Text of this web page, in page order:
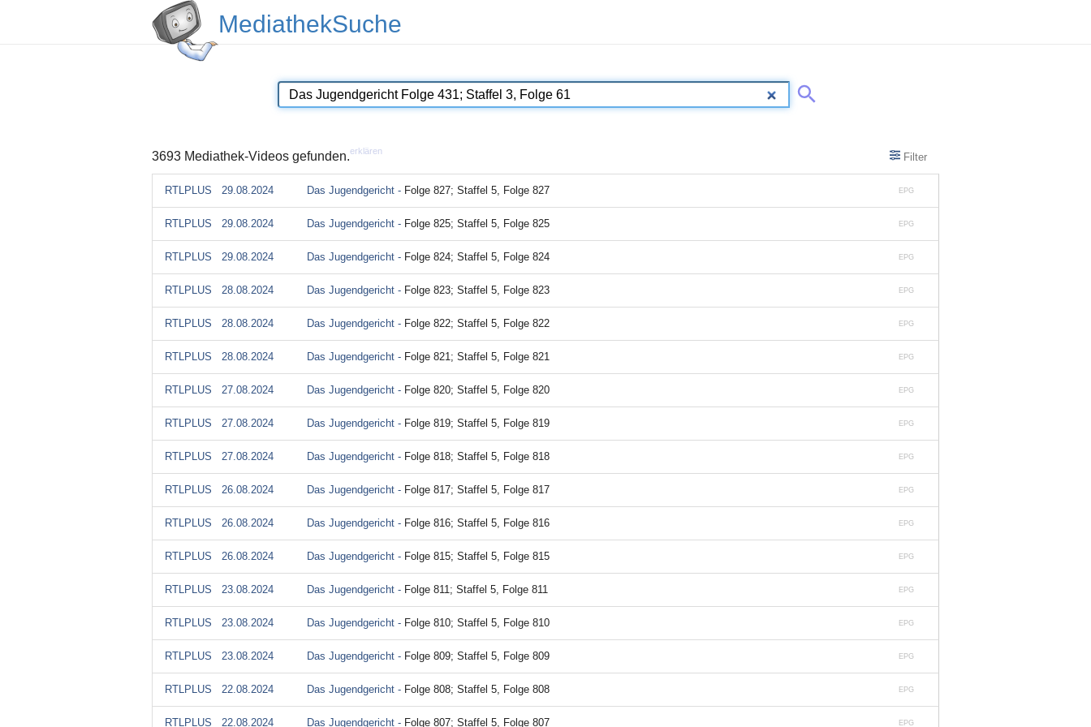
MediathekSuche
3693 Mediathek-Videos gefunden.erklären Filter
EPG
RTLPLUS 29.08.2024 Das Jugendgericht - Folge 827; Staffel 5, Folge 827
EPG
RTLPLUS 29.08.2024 Das Jugendgericht - Folge 825; Staffel 5, Folge 825
EPG
RTLPLUS 29.08.2024 Das Jugendgericht - Folge 824; Staffel 5, Folge 824
EPG
RTLPLUS 28.08.2024 Das Jugendgericht - Folge 823; Staffel 5, Folge 823
EPG
RTLPLUS 28.08.2024 Das Jugendgericht - Folge 822; Staffel 5, Folge 822
EPG
RTLPLUS 28.08.2024 Das Jugendgericht - Folge 821; Staffel 5, Folge 821
EPG
RTLPLUS 27.08.2024 Das Jugendgericht - Folge 820; Staffel 5, Folge 820
EPG
RTLPLUS 27.08.2024 Das Jugendgericht - Folge 819; Staffel 5, Folge 819
EPG
RTLPLUS 27.08.2024 Das Jugendgericht - Folge 818; Staffel 5, Folge 818
EPG
RTLPLUS 26.08.2024 Das Jugendgericht - Folge 817; Staffel 5, Folge 817
EPG
RTLPLUS 26.08.2024 Das Jugendgericht - Folge 816; Staffel 5, Folge 816
EPG
RTLPLUS 26.08.2024 Das Jugendgericht - Folge 815; Staffel 5, Folge 815
EPG
RTLPLUS 23.08.2024 Das Jugendgericht - Folge 811; Staffel 5, Folge 811
EPG
RTLPLUS 23.08.2024 Das Jugendgericht - Folge 810; Staffel 5, Folge 810
EPG
RTLPLUS 23.08.2024 Das Jugendgericht - Folge 809; Staffel 5, Folge 809
EPG
RTLPLUS 22.08.2024 Das Jugendgericht - Folge 808; Staffel 5, Folge 808
EPG
RTLPLUS 22.08.2024 Das Jugendgericht - Folge 807; Staffel 5, Folge 807